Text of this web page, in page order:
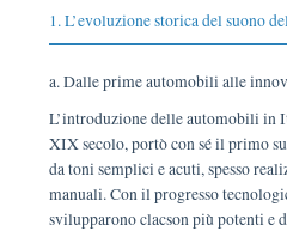
1. L’evoluzione storica del suono
a. Dalle prime automobili alle
L’introduzione delle automobili in
XIX secolo, portò con sé il primo
da toni semplici e acuti, spesso
manuali. Con il progresso
svilupparono clacson più potenti e